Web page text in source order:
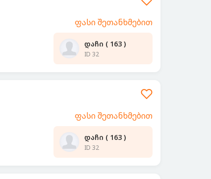
ფასი შეთანხმებით
დაჩი ( 163 )
ID 32
ფასი შეთანხმებით
დაჩი ( 163 )
ID 32